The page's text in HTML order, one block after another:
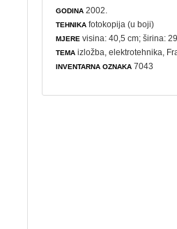
GODINA 2002.
TEHNIKA fotokopija (u boji)
MJERE visina: 40,5 cm; širina:
TEMA izložba ,elektrotehnika ,
INVENTARNA OZNAKA 7043